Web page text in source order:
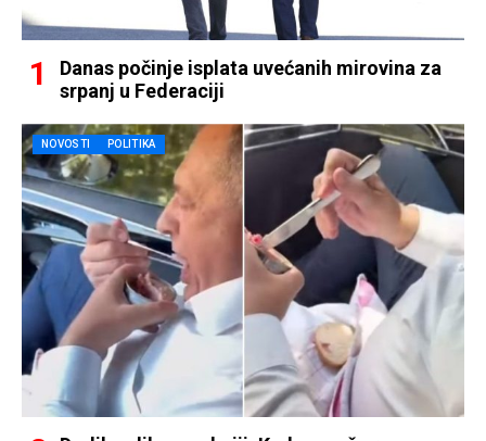
Danas počinje isplata uvećanih mirovina za
srpanj u Federaciji
NOVOSTI POLITIKA